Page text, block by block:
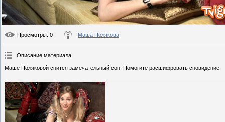
Просмотры: 0 Маша Полякова
Описание материала:
Маше Поляковой снится замечательный сон. Помогите расшифровать сновидение.